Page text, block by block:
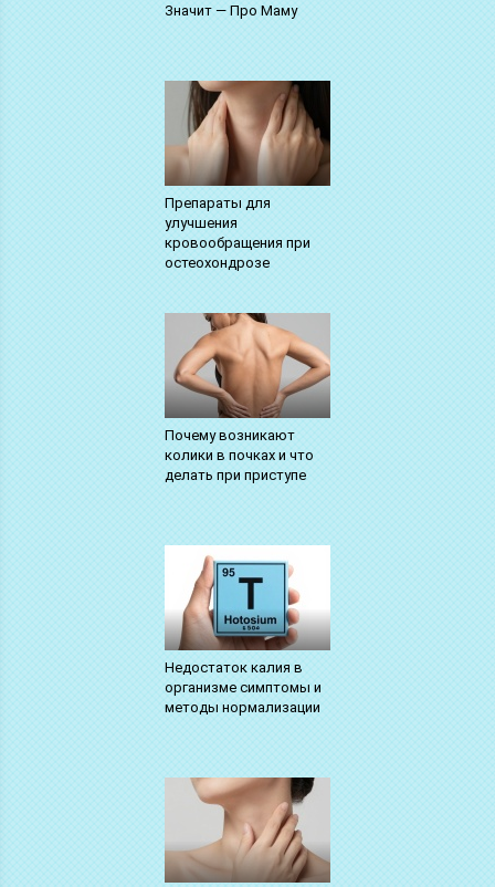
Значит — Про Маму
Препараты для
улучшения
кровообращения при
остеохондрозе
Почему возникают
колики в почках и что
делать при приступе
Недостаток калия в
организме симптомы и
методы нормализации